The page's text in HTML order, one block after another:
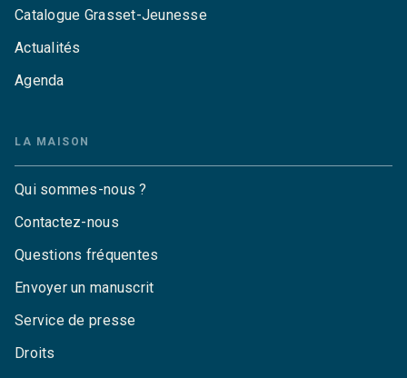
Catalogue Grasset-Jeunesse
Actualités
Agenda
LA MAISON
Qui sommes-nous ?
Contactez-nous
Questions fréquentes
Envoyer un manuscrit
Service de presse
Droits